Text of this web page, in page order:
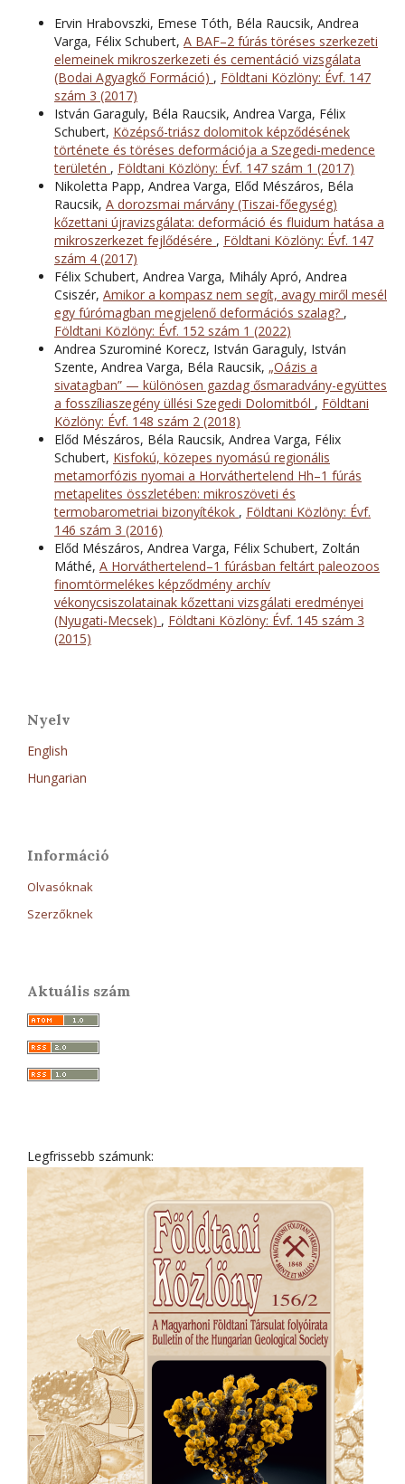
Ervin Hrabovszki, Emese Tóth, Béla Raucsik, Andrea
Varga, Félix Schubert, A BAF–2 fúrás töréses szerkezeti
elemeinek mikroszerkezeti és cementáció vizsgálata
(Bodai Agyagkő Formáció) , Földtani Közlöny: Évf. 147
szám 3 (2017)
István Garaguly, Béla Raucsik, Andrea Varga, Félix
Schubert, Középső-triász dolomitok képződésének
története és töréses deformációja a Szegedi-medence
területén , Földtani Közlöny: Évf. 147 szám 1 (2017)
Nikoletta Papp, Andrea Varga, Előd Mészáros, Béla
Raucsik, A dorozsmai márvány (Tiszai-főegység)
kőzettani újravizsgálata: deformáció és fluidum hatása a
mikroszerkezet fejlődésére , Földtani Közlöny: Évf. 147
szám 4 (2017)
Félix Schubert, Andrea Varga, Mihály Apró, Andrea
Csiszér, Amikor a kompasz nem segít, avagy miről mesél
egy fúrómagban megjelenő deformációs szalag? ,
Földtani Közlöny: Évf. 152 szám 1 (2022)
Andrea Szurominé Korecz, István Garaguly, István
Szente, Andrea Varga, Béla Raucsik, „Oázis a
sivatagban” — különösen gazdag ősmaradvány-együttes
a fosszíliaszegény üllési Szegedi Dolomitból , Földtani
Közlöny: Évf. 148 szám 2 (2018)
Előd Mészáros, Béla Raucsik, Andrea Varga, Félix
Schubert, Kisfokú, közepes nyomású regionális
metamorfózis nyomai a Horváthertelend Hh–1 fúrás
metapelites összletében: mikroszöveti és
termobarometriai bizonyítékok , Földtani Közlöny: Évf.
146 szám 3 (2016)
Előd Mészáros, Andrea Varga, Félix Schubert, Zoltán
Máthé, A Horváthertelend–1 fúrásban feltárt paleozoos
finomtörmelékes képződmény archív
vékonycsiszolatainak kőzettani vizsgálati eredményei
(Nyugati-Mecsek) , Földtani Közlöny: Évf. 145 szám 3
(2015)
Nyelv
English
Hungarian
Információ
Olvasóknak
Szerzőknek
Aktuális szám
Legfrissebb számunk: